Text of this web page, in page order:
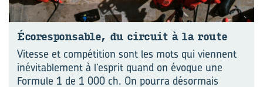
Éco­res­pon­sable, du cir­cuit à la route
Vitesse et compétition sont les mots qui viennent
inévitablement à l’esprit quand on évoque une
Formule 1 de 1 000 ch. On pourra désormais